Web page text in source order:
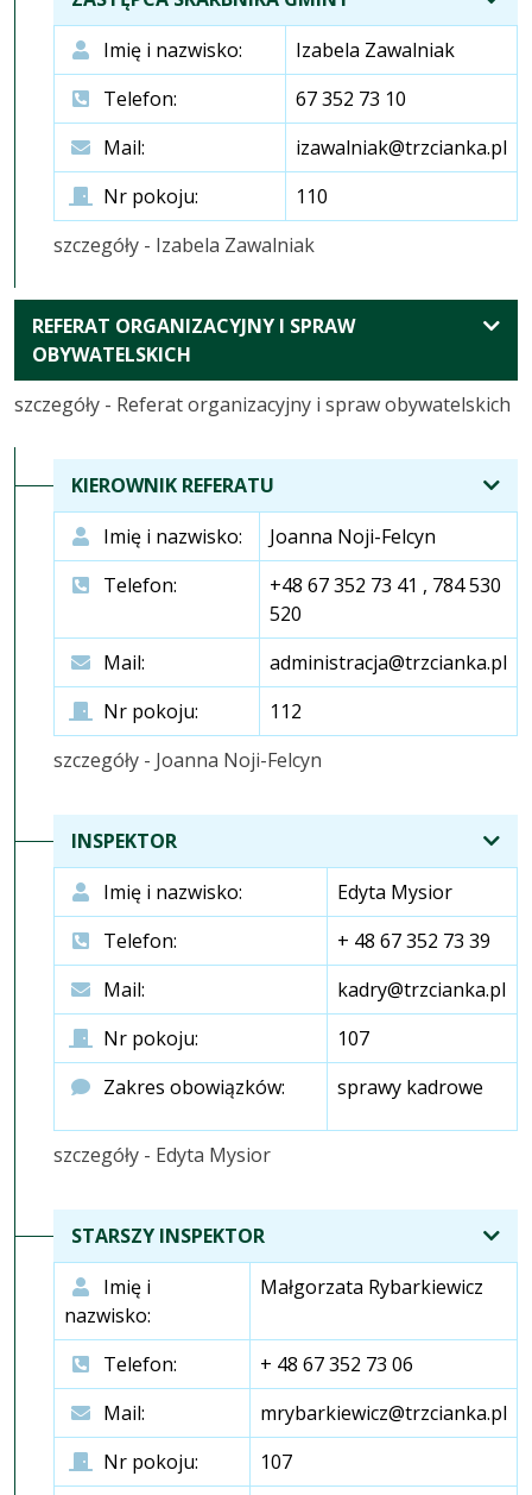
szczegóły - Izabela Zawalniak
Imię i nazwisko:
Izabela Zawalniak
Telefon:
67 352 73 10
Mail:
izawalniak@trzcianka.pl
Nr pokoju:
110
REFERAT ORGANIZACYJNY I SPRAW
OBYWATELSKICH
KOMÓRKI
szczegóły - Referat organizacyjny i spraw obywatelskich
KIEROWNIK REFERATU
szczegóły - Joanna Noji-Felcyn
Imię i nazwisko:
Joanna Noji-Felcyn
Telefon:
+48 67 352 73 41 , 784 530
520
Mail:
administracja@trzcianka.pl
Nr pokoju:
112
INSPEKTOR
szczegóły - Edyta Mysior
Imię i nazwisko:
Edyta Mysior
Telefon:
+ 48 67 352 73 39
Mail:
kadry@trzcianka.pl
Nr pokoju:
107
Zakres obowiązków:
sprawy kadrowe
STARSZY INSPEKTOR
Imię i
nazwisko:
Małgorzata Rybarkiewicz
Telefon:
+ 48 67 352 73 06
Mail:
mrybarkiewicz@trzcianka.pl
Nr pokoju:
107